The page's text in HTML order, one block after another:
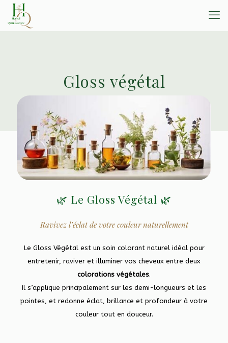
Gloss végétal
🌿 Le Gloss Végétal 🌿
Ravivez l’éclat de votre couleur naturellement
Le Gloss Végétal est un soin colorant naturel idéal pour
entretenir, raviver et illuminer vos cheveux entre deux
colorations végétales.
Il s’applique principalement sur les demi-longueurs et les
pointes, et redonne éclat, brillance et profondeur à votre
couleur tout en douceur.